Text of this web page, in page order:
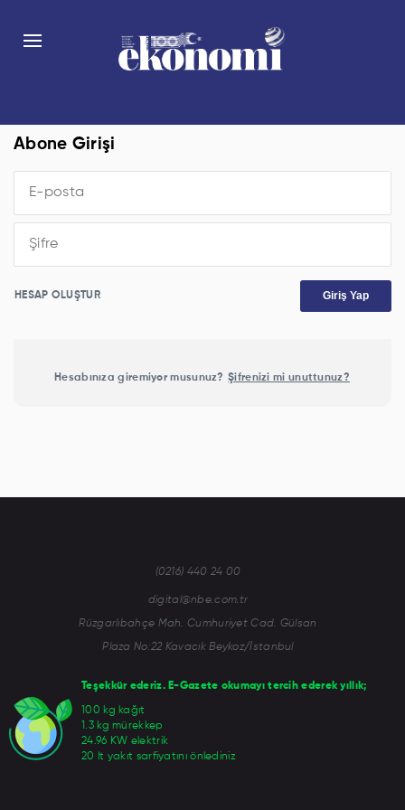
Abone Girişi
HESAP OLUŞTUR Giriş Yap
Hesabınıza giremiyor musunuz? Şifrenizi mi unuttunuz?
Teşekkür ederiz. E-Gazete okumayı tercih ederek yıllık;
100 kg kağıt
1.3 kg mürekkep
24.96 KW elektrik
20 lt yakıt sarfiyatını önlediniz
(0216) 440 24 00
digital@nbe.com.tr
Rüzgarlıbahçe Mah. Cumhuriyet Cad. Gülsan
Plaza No:22 Kavacık Beykoz/İstanbul